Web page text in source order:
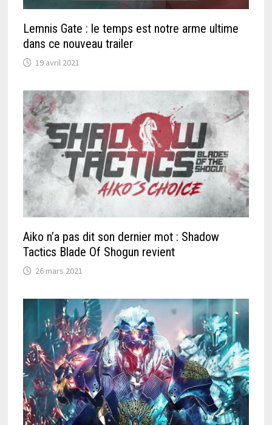
Lemnis Gate : le temps est notre arme ultime
dans ce nouveau trailer
19 avril 2021
Aiko n’a pas dit son dernier mot : Shadow
Tactics Blade Of Shogun revient
26 mars 2021